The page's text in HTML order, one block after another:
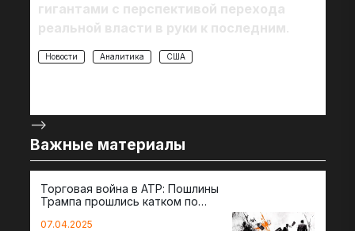
гигантами с перспективой перехода
реальной власти в руки к последним.
Новости Аналитика США
-->
Важные материалы
Торговая война в АТР: Пошлины
Трампа прошлись катком по
07.04.2025